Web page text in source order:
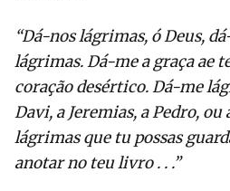
“Dá-nos lágrimas, ó Deus,
lágrimas. Dá-me a graça ae
coração desértico. Dá-me
Davi, a Jeremias, a Pedro,
lágrimas que tu possas
anotar no teu livro . . .”